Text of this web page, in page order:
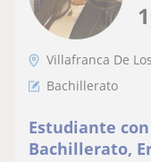
Villafranca De
Bachillerato
Estudiante
Bachillerato,